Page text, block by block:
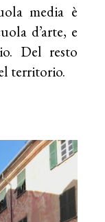
media è
d’arte, e
Del resto
territorio.